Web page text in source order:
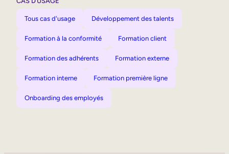
Tous cas d'usage Développement des talents
Formation à la conformité Formation client
Formation des adhérents Formation externe
Formation interne Formation première ligne
Onboarding des employés